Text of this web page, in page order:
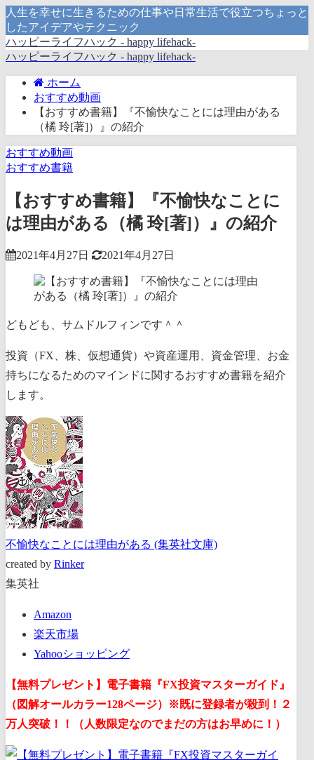
人生を幸せに生きるための仕事や日常生活で役立つちょっと
したアイデアやテクニック
ハッピーライフハック - happy lifehack-
ハッピーライフハック - happy lifehack-
ホーム
おすすめ動画
【おすすめ書籍】『不愉快なことには理由がある
（橘 玲[著]）』の紹介
おすすめ動画
おすすめ書籍
【おすすめ書籍】『不愉快なことに
は理由がある（橘 玲[著]）』の紹介
2021年4月27日 2021年4月27日
どもども、サムドルフィンです＾＾
投資（FX、株、仮想通貨）や資産運用、資金管理、お金
持ちになるためのマインドに関するおすすめ書籍を紹介
します。
不愉快なことには理由がある (集英社文庫)
created by Rinker
集英社
Amazon
楽天市場
Yahooショッピング
【無料プレゼント】電子書籍『FX投資マスターガイド』
（図解オールカラー128ページ）※既に登録者が殺到！２
万人突破！！（人数限定なのでまだの方はお早めに！）